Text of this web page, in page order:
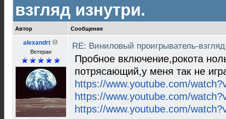
взгляд изнутри.
Автор Сообщение
alexandrt
Ветеран
RE: Виниловый проигрыватель-
Пробное включение,рокота
потрясающий,у меня так не
https://www.youtube.com/
https://www.youtube.com/
https://www.youtube.com/